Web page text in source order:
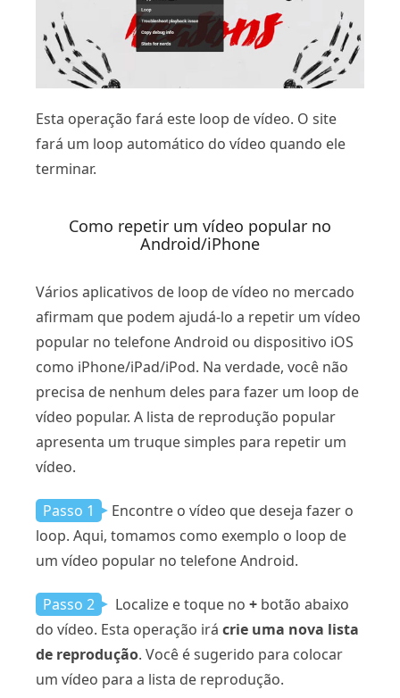
Esta operação fará este loop de vídeo. O site
fará um loop automático do vídeo quando ele
terminar.
Como repetir um vídeo popular no
Android/iPhone
Vários aplicativos de loop de vídeo no mercado
afirmam que podem ajudá-lo a repetir um vídeo
popular no telefone Android ou dispositivo iOS
como iPhone/iPad/iPod. Na verdade, você não
precisa de nenhum deles para fazer um loop de
vídeo popular. A lista de reprodução popular
apresenta um truque simples para repetir um
vídeo.
Passo 1
Encontre o vídeo que deseja fazer o
loop. Aqui, tomamos como exemplo o loop de
um vídeo popular no telefone Android.
Passo 2 Localize e toque no + botão abaixo
do vídeo. Esta operação irá crie uma nova lista
de reprodução. Você é sugerido para colocar
um vídeo para a lista de reprodução.